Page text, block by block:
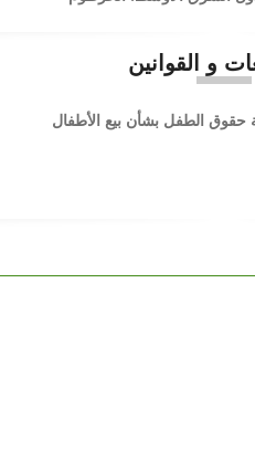
و القوانين
حقوق الطفل بشأن بيع الأطفال